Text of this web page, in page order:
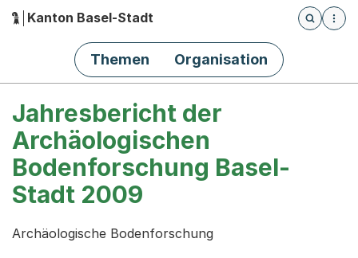
Hauptnavigation
Kanton Basel-Stadt
Öffnet
Themen Organisation
Jahresbericht der
Archäologischen
Bodenforschung Basel-
Stadt 2009
Archäologische Bodenforschung